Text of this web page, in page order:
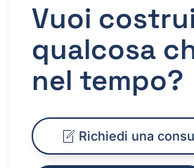
Vuoi
qualcosa
nel tempo?
Richiedi una